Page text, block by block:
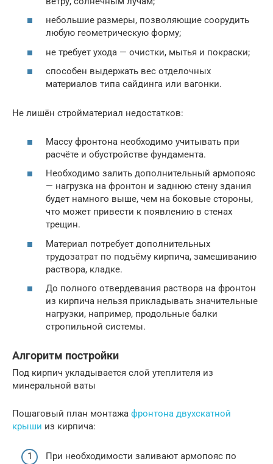
небольшие размеры, позволяющие соорудить
любую геометрическую форму;
не требует ухода — очистки, мытья и покраски;
способен выдержать вес отделочных
материалов типа сайдинга или вагонки.
Не лишён стройматериал недостатков:
Массу фронтона необходимо учитывать при
расчёте и обустройстве фундамента.
Необходимо залить дополнительный армопояс
— нагрузка на фронтон и заднюю стену здания
будет намного выше, чем на боковые стороны,
что может привести к появлению в стенах
трещин.
Материал потребует дополнительных
трудозатрат по подъёму кирпича, замешиванию
раствора, кладке.
До полного отвердевания раствора на фронтон
из кирпича нельзя прикладывать значительные
нагрузки, например, продольные балки
стропильной системы.
Алгоритм постройки
Под кирпич укладывается слой утеплителя из
минеральной ваты
Пошаговый план монтажа фронтона двухскатной
крыши из кирпича:
При необходимости заливают армопояс по